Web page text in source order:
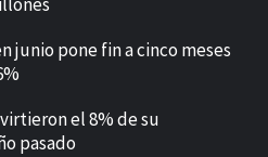
junio pone fin a cinco meses
el 8% de su
pasado